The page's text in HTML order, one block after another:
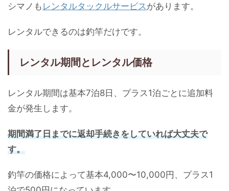
シマノも レンタルタックルサービス があります。
レンタルできるのは釣竿だけです。
レンタル期間とレンタル価格
レンタル期間は基本7泊8日、プラス1泊ごとに追加料
金が発生します。
期間満了日までに返却手続きをしていれば大丈夫で
す。
釣竿の価格によって基本4,000〜10,000円、プラス1